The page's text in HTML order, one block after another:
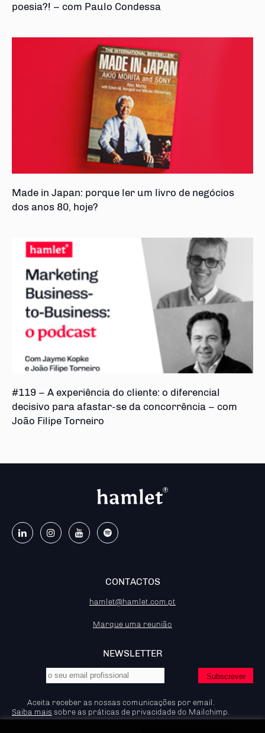
poesia?! – com Paulo Condessa
Made in Japan: porque ler um livro de negócios
dos anos 80, hoje?
#119 – A experiência do cliente: o diferencial
decisivo para afastar-se da concorrência – com
João Filipe Torneiro
CONTACTOS
hamlet@hamlet.com.pt
Marque uma reunião
NEWSLETTER
Aceita receber as nossas comunicações por email.
Saiba mais sobre as práticas de privacidade do Mailchimp.